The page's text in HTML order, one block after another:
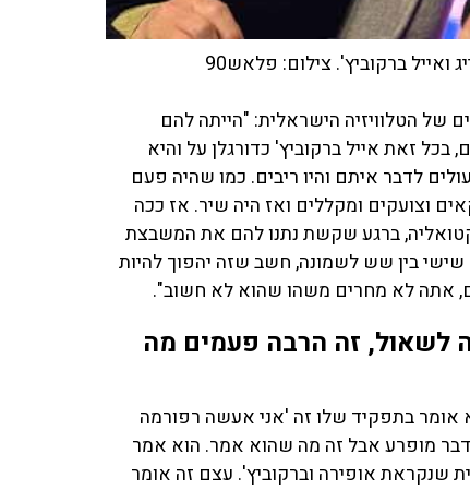
ברקוביץ'. צילום: פלאש90
של הטלוויזיה הישראלית: "הייתה להם
זאת אייל ברקוביץ' כדורגלן על והיא
לדבר איתם והיו ריבים. כמו שהיה פעם
פשוט באים פוליטיקאים וצועקים ומקללים ואז היה שיר. אז ככה
ברגע שקשת נתנו להם את המשבצת
בין שש לשמונה, חשב שזה יהפוך להיות
אתה לא מחרים משהו שהוא לא חשוב".
לשאול, זה הרבה פעמים מה
בתפקיד שלו זה 'אני אעשה רפורמה
מופרע אבל זה מה שהוא אמר. הוא אמר
אופירה וברקוביץ'. עצם זה אומר